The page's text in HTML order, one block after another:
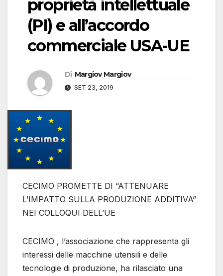
proprietà intellettuale
(PI) e all’accordo
commerciale USA-UE
Di Margiov Margiov
SET 23, 2019
CECIMO PROMETTE DI “ATTENUARE
L’IMPATTO SULLA PRODUZIONE ADDITIVA”
NEI COLLOQUI DELL’UE
CECIMO , l’associazione che rappresenta gli
interessi delle macchine utensili e delle
tecnologie di produzione, ha rilasciato una